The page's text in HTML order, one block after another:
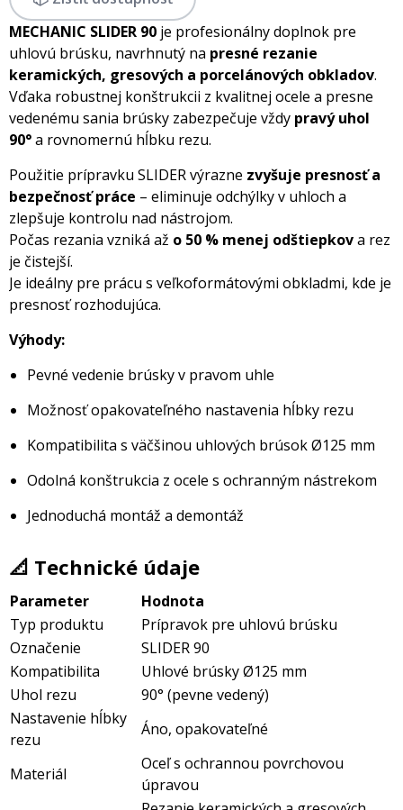
MECHANIC SLIDER 90 je profesionálny doplnok pre
uhlovú brúsku, navrhnutý na presné rezanie
keramických, gresových a porcelánových obkladov.
Vďaka robustnej konštrukcii z kvalitnej ocele a presne
vedenému sania brúsky zabezpečuje vždy pravý uhol
90°a rovnomernú hĺbku rezu.
Použitie prípravku SLIDER výrazne zvyšuje presnosť a
bezpečnosť práce – eliminuje odchýlky v uhloch a
zlepšuje kontrolu nad nástrojom.
Počas rezania vzniká až o 50 % menej odštiepkova rez
je čistejší.
Je ideálny pre prácu s veľkoformátovými obkladmi, kde je
presnosť rozhodujúca.
Výhody:
Pevné vedenie brúsky v pravom uhle
Možnosť opakovateľného nastavenia hĺbky rezu
Kompatibilita s väčšinou uhlových brúsok Ø125 mm
Odolná konštrukcia z ocele s ochranným nástrekom
Jednoduchá montáž a demontáž
📐 Technické údaje
Parameter
Hodnota
Typ produktu
Prípravok pre uhlovú brúsku
Označenie
SLIDER 90
Kompatibilita
Uhlové brúsky Ø125 mm
Uhol rezu
90° (pevne vedený)
Nastavenie hĺbky
rezu
Áno, opakovateľné
Materiál
Oceľ s ochrannou povrchovou
úpravou